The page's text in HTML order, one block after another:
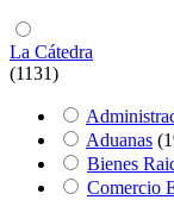
La Cátedra
(1131)
Aduanas
Bienes
Comercio